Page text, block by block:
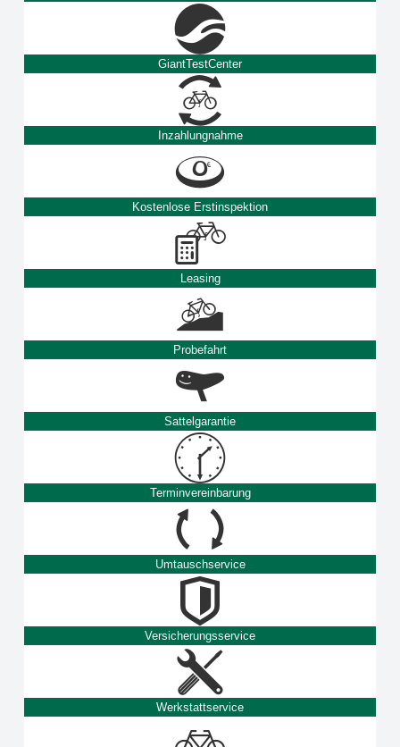
GiantTestCenter
Inzahlungnahme
Kostenlose Erstinspektion
Leasing
Probefahrt
Sattelgarantie
Terminvereinbarung
Umtauschservice
Versicherungsservice
Werkstattservice